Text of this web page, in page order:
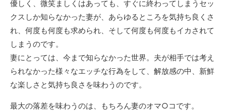
優しく、微笑ましくはあっても、すぐに終わってしまうセッ
クスしか知らなかった妻が、あらゆるところを気持ち良くさ
れ、何度も何度も求められ、そして何度も何度もイカされて
しまうのです。
妻にとっては、今まで知らなかった世界。夫が相手では考え
られなかった様々なエッチな行為をして、解放感の中、新鮮
な楽しさと気持ち良さを味わうのです。
最大の落差を味わうのは、もちろん妻のオマ○コです。